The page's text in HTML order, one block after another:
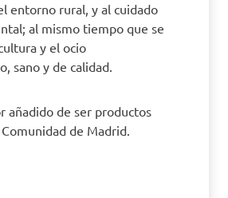
entorno rural, y al cuidado
al mismo tiempo que se
y el ocio
sano y de calidad.
añadido de ser productos
de Madrid.